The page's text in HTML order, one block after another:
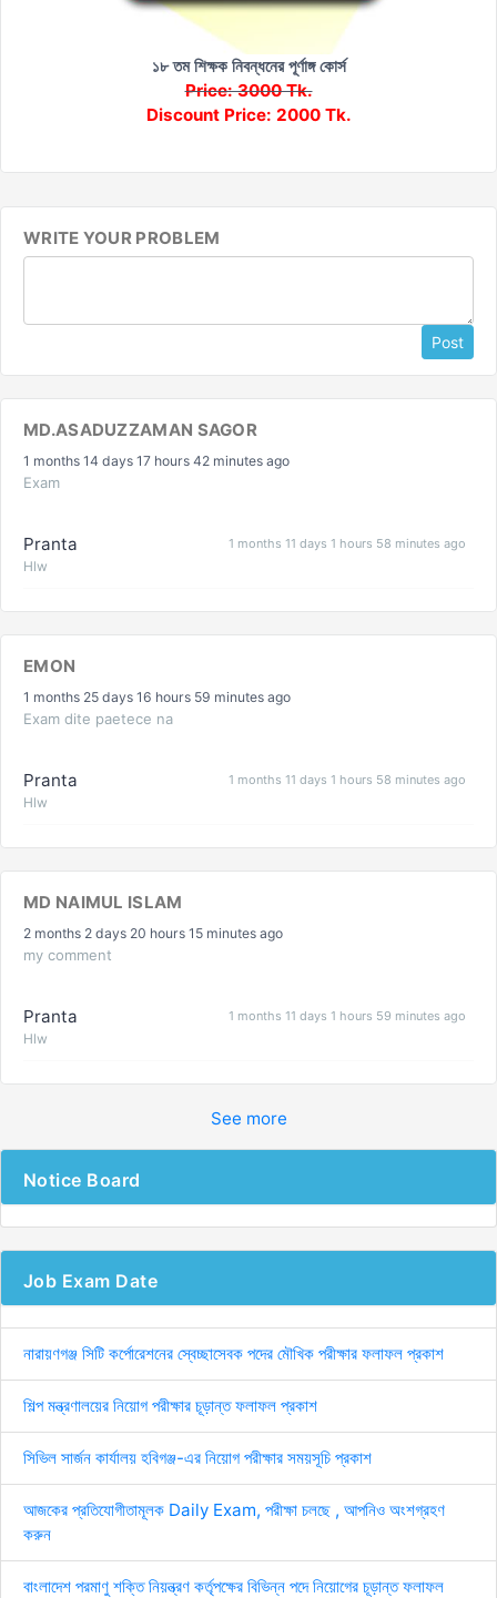
১৮ তম শিক্ষক নিবন্ধনের পূর্ণাঙ্গ কোর্স
Price: 3000 Tk.
Discount Price: 2000 Tk.
WRITE YOUR PROBLEM
Post
MD.ASADUZZAMAN SAGOR
1 months 14 days 17 hours 42 minutes ago
Exam
Pranta
Hlw
1 months 11 days 1 hours 58 minutes ago
EMON
1 months 25 days 16 hours 59 minutes ago
Exam dite paetece na
Pranta
Hlw
1 months 11 days 1 hours 58 minutes ago
MD NAIMUL ISLAM
2 months 2 days 20 hours 15 minutes ago
my comment
Pranta
Hlw
1 months 11 days 1 hours 59 minutes ago
See more
Notice Board
Job Exam Date
নারায়ণগঞ্জ সিটি কর্পোরেশনের স্বেচ্ছাসেবক পদের মৌখিক পরীক্ষার ফলাফল প্রকাশ
শিল্প মন্ত্রণালয়ের নিয়োগ পরীক্ষার চূড়ান্ত ফলাফল প্রকাশ
সিভিল সার্জন কার্যালয় হবিগঞ্জ-এর নিয়োগ পরীক্ষার সময়সূচি প্রকাশ
আজকের প্রতিযোগীতামূলক Daily Exam, পরীক্ষা চলছে , আপনিও অংশগ্রহণ
করুন
বাংলাদেশ পরমাণু শক্তি নিয়ন্ত্রণ কর্তৃপক্ষের বিভিন্ন পদে নিয়োগের চূড়ান্ত ফলাফল